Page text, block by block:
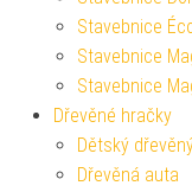
Stavebnice
Stavebnice
Stavebnice
Dřevěné hračky
Dětský
Dřevěná auta